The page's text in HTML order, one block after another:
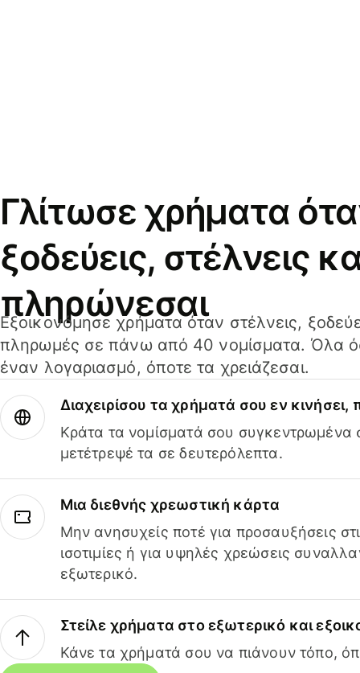
Γλίτωσε χρήματα
ξοδεύεις, στέλνεις
πληρώνεσαι
Εξοικονόμησε χρήματα όταν στέλνεις,
πληρωμές σε πάνω από 40 νομίσματα. Όλα
έναν λογαριασμό, όποτε τα χρειάζεσαι.
Διαχειρίσου τα χρήματά σου εν
Κράτα τα νομίσματά σου συγκεντρωμένα
μετέτρεψέ τα σε δευτερόλεπτα.
Μια διεθνής χρεωστική κάρτα
Μην ανησυχείς ποτέ για προσαυξήσεις
ισοτιμίες ή για υψηλές χρεώσεις
εξωτερικό.
Στείλε χρήματα στο εξωτερικό και
Κάνε τα χρήματά σου να πιάνουν τόπο,